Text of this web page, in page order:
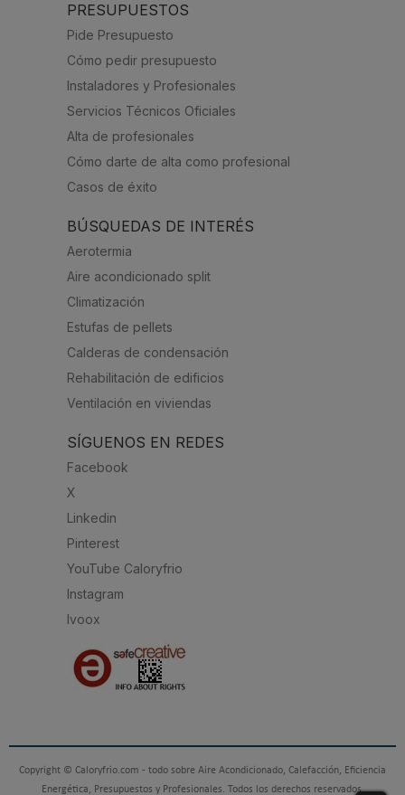
PRESUPUESTOS
Pide Presupuesto
Cómo pedir presupuesto
Instaladores y Profesionales
Servicios Técnicos Oficiales
Alta de profesionales
Cómo darte de alta como profesional
Casos de éxito
BÚSQUEDAS DE INTERÉS
Aerotermia
Aire acondicionado split
Climatización
Estufas de pellets
Calderas de condensación
Rehabilitación de edificios
Ventilación en viviendas
SÍGUENOS EN REDES
Facebook
X
Linkedin
Pinterest
YouTube Caloryfrio
Instagram
Ivoox
Copyright © Caloryfrio.com - todo sobre Aire Acondicionado, Calefacción, Eficiencia
Energética, Presupuestos y Profesionales. Todos los derechos reservados.